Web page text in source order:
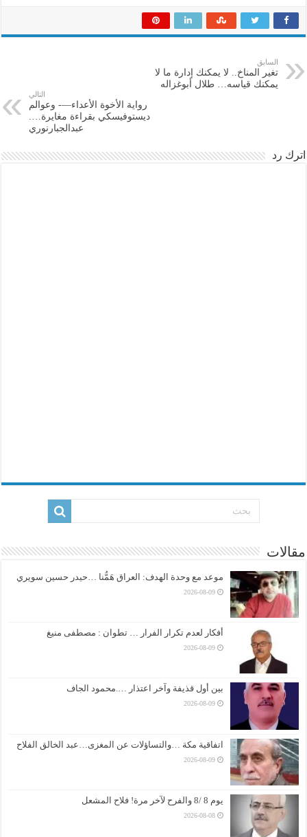
السابق
تغير المناخ.. لا يمكنك إدارة ما لا
يمكنك قياسه… طلال أبوغزاله
التالي
رواية الأخوة الأعداء—- وعوالم
ديستوفيسكي بقراءة مغايرة….
عبدالجبارنوري
اترك رد
مقالات
موعد مع وحدة الهدف: العراق هَمُّنا …حيدر حسين سويري
2026-08-09
أفكار لعدم تكرار الفرار … تطوان : مصطفى منيغ
2026-08-09
بين أول قذيفة وآخر اعتذار ….محمود الجاف
2026-08-09
اتفاقية مكة …والتساؤلات عن المغزى…عبد الخالق الفلاح
2026-08-09
يوم 8 /8 والفرح لآخر مرة! فلاح المشعل
2026-08-08